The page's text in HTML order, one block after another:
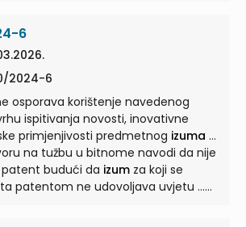
je da li bi
zahtjev nisu u
opisom
čega je, pravilnom
materijalnog prava,
osnovano zaključio da tužiteljevizum...
6
2024-6
osporava korištenje navedenog
ispitivanja novosti, inovativne
primjenjivosti predmetnog izuma ...
na tužbu u bitnome navodi da nije
budući da izum za koji se
patentom ne udovoljava uvjetu ...